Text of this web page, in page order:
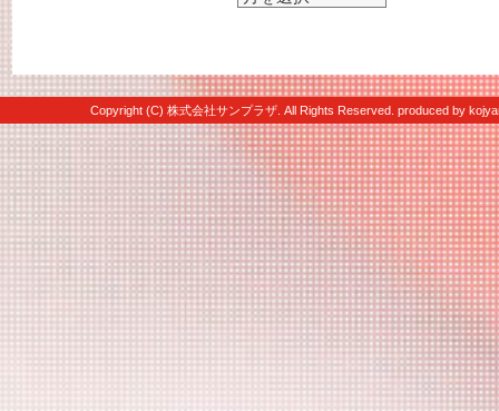
Copyright (C) 株式会社サンプラザ. All Rights Reserved. produced by